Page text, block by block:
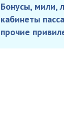
Бонусы, мили,
кабинеты
прочие